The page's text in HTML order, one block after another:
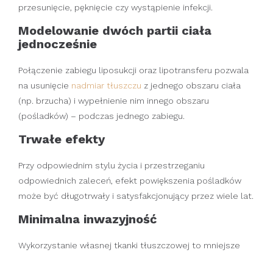
przesunięcie, pęknięcie czy wystąpienie infekcji.
Modelowanie dwóch partii ciała
jednocześnie
Połączenie zabiegu liposukcji oraz lipotransferu pozwala
na usunięcie nadmiar tłuszczu z jednego obszaru ciała
(np. brzucha) i wypełnienie nim innego obszaru
(pośladków) – podczas jednego zabiegu.
Trwałe efekty
Przy odpowiednim stylu życia i przestrzeganiu
odpowiednich zaleceń, efekt powiększenia pośladków
może być długotrwały i satysfakcjonujący przez wiele lat.
Minimalna inwazyjność
Wykorzystanie własnej tkanki tłuszczowej to mniejsze